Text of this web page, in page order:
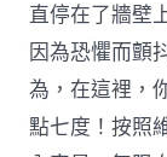
直停在了牆壁
因為恐懼而顫
為，在這裡，
點七度！按照